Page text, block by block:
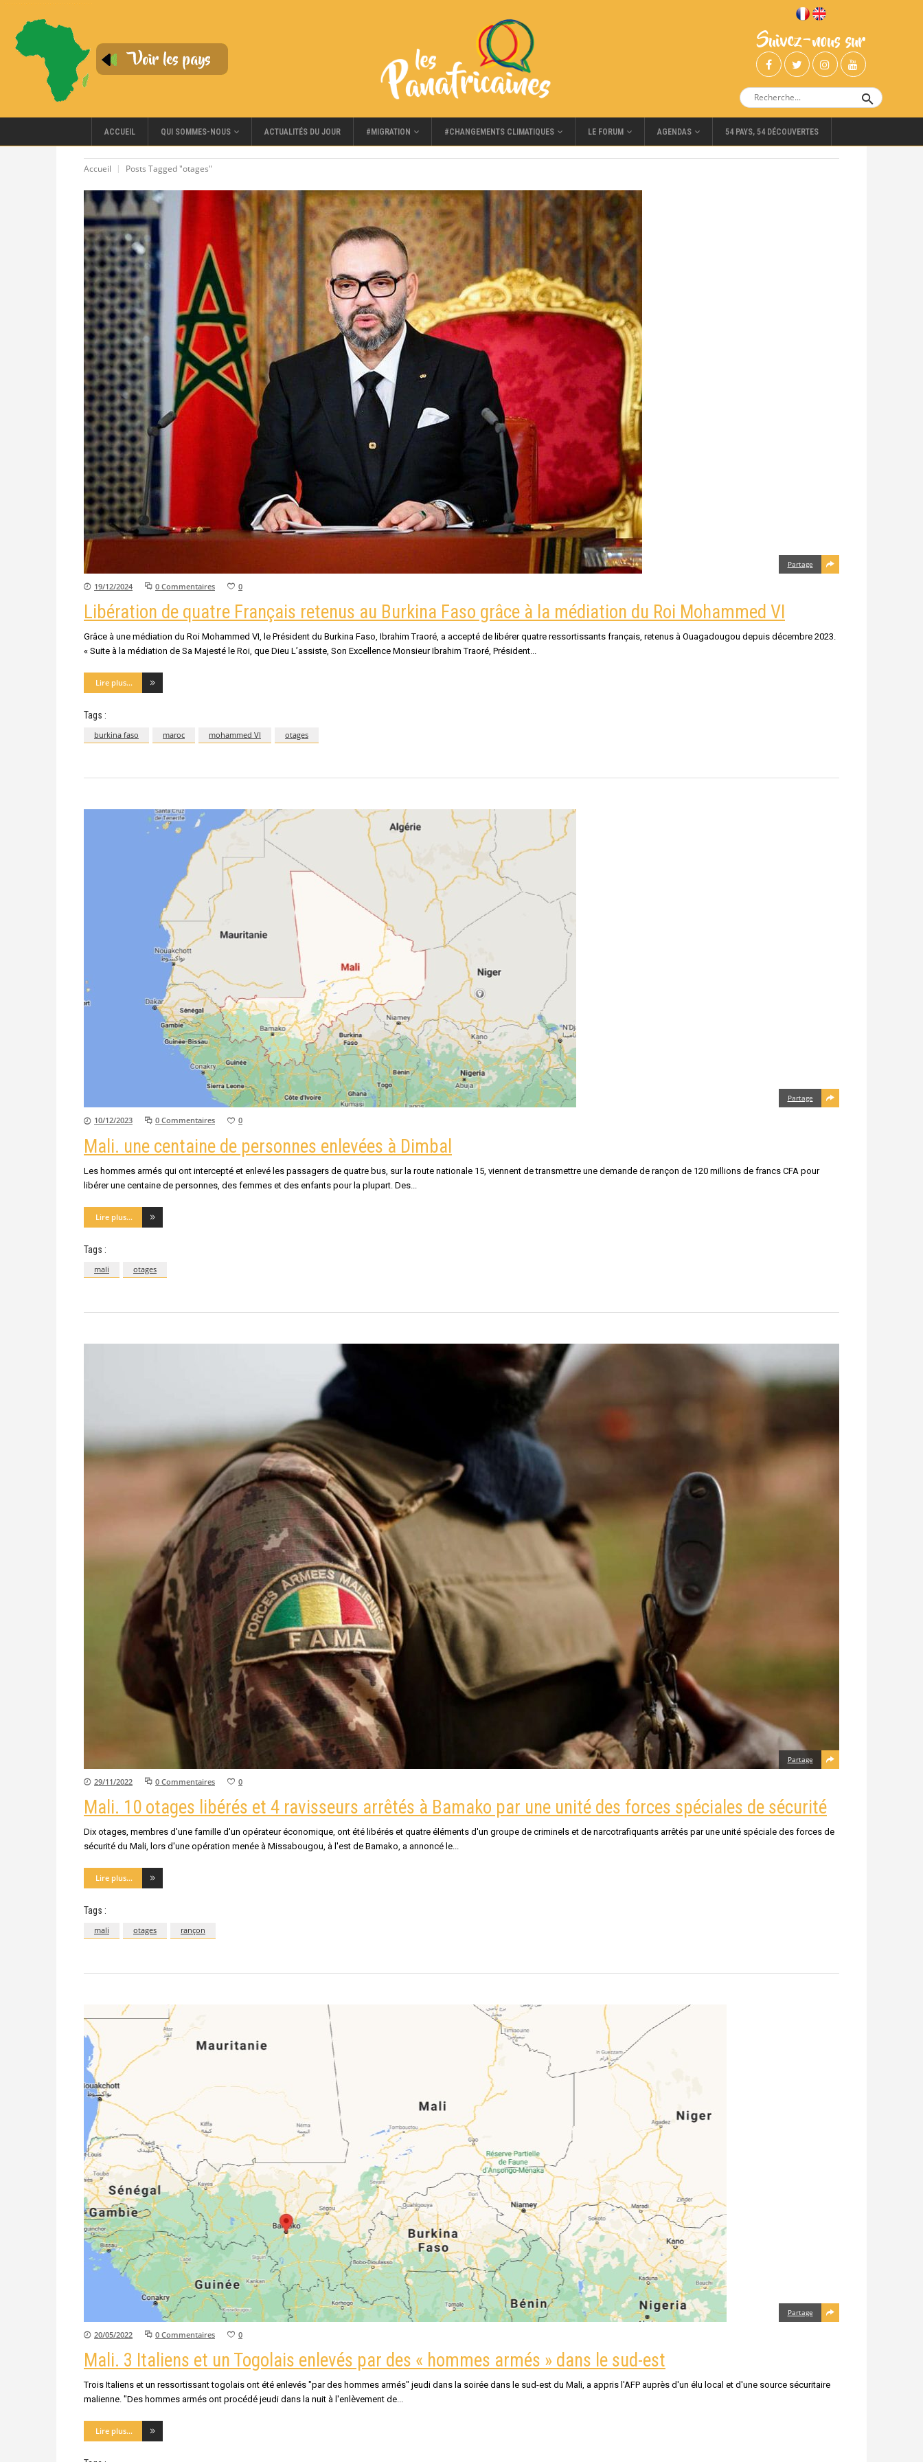
Suivez-nous sur
ACCUEIL QUI SOMMES-NOUS ACTUALITÉS DU JOUR #MIGRATION #CHANGEMENTS CLIMATIQUES LE FORUM AGENDAS 54 PAYS, 54 DÉCOUVERTES
Accueil Posts Tagged "otages"
Partage
19/12/2024 0 Commentaires 0
Libération de quatre Français retenus au Burkina Faso grâce à la médiation du Roi Mohammed VI
Grâce à une médiation du Roi Mohammed VI, le Président du Burkina Faso, Ibrahim Traoré, a accepté de libérer quatre ressortissants français, retenus à Ouagadougou depuis décembre 2023.
« Suite à la médiation de Sa Majesté le Roi, que Dieu L’assiste, Son Excellence Monsieur Ibrahim Traoré, Président
Lire plus...
Tags :
burkina faso maroc mohammed VI otages
Partage
10/12/2023 0 Commentaires 0
Mali. une centaine de personnes enlevées à Dimbal
Les hommes armés qui ont intercepté et enlevé les passagers de quatre bus, sur la route nationale 15, viennent de transmettre une demande de rançon de 120 millions de francs CFA pour
libérer une centaine de personnes, des femmes et des enfants pour la plupart. Des
Lire plus...
Tags :
mali otages
Partage
29/11/2022 0 Commentaires 0
Mali. 10 otages libérés et 4 ravisseurs arrêtés à Bamako par une unité des forces spéciales de sécurité
Dix otages, membres d'une famille d'un opérateur économique, ont été libérés et quatre éléments d'un groupe de criminels et de narcotrafiquants arrêtés par une unité spéciale des forces de
sécurité du Mali, lors d'une opération menée à Missabougou, à l'est de Bamako, a annoncé le
Lire plus...
Tags :
mali otages rançon
Partage
20/05/2022 0 Commentaires 0
Mali. 3 Italiens et un Togolais enlevés par des « hommes armés » dans le sud-est
Trois Italiens et un ressortissant togolais ont été enlevés "par des hommes armés" jeudi dans la soirée dans le sud-est du Mali, a appris l'AFP auprès d'un élu local et d'une source sécuritaire
malienne. "Des hommes armés ont procédé jeudi dans la nuit à l'enlèvement de
Lire plus...